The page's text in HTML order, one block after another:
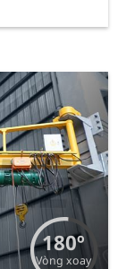
180º
Vòng xoay